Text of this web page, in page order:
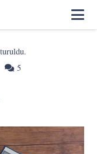
5Yorum